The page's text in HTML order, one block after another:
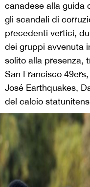
canadese alla guida
gli scandali di
precedenti vertici,
dei gruppi avvenuta
solito alla presenza,
San Francisco
José Earthquakes,
del calcio